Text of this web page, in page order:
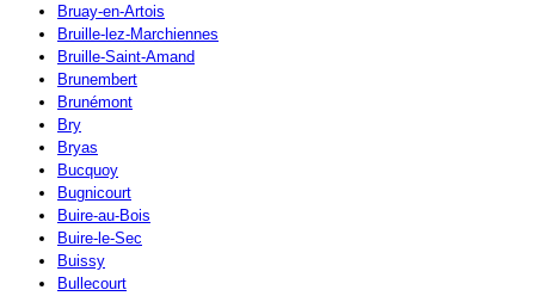
Bruay-en-Artois
Bruille-lez-Marchiennes
Bruille-Saint-Amand
Brunembert
Brunémont
Bry
Bryas
Bucquoy
Bugnicourt
Buire-au-Bois
Buire-le-Sec
Buissy
Bullecourt